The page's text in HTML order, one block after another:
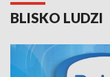
BLISKO LUDZI